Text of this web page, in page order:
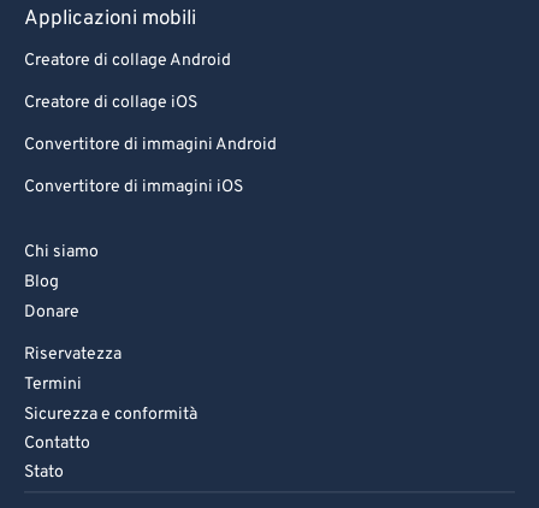
Applicazioni mobili
Creatore di collage Android
Creatore di collage iOS
Convertitore di immagini Android
Convertitore di immagini iOS
Chi siamo
Blog
Donare
Riservatezza
Termini
Sicurezza e conformità
Contatto
Stato